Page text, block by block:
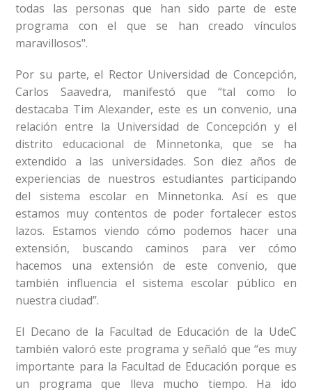
todas las personas que han sido parte de este
programa con el que se han creado vínculos
maravillosos".
Por su parte, el Rector Universidad de Concepción,
Carlos Saavedra, manifestó que “tal como lo
destacaba Tim Alexander, este es un convenio, una
relación entre la Universidad de Concepción y el
distrito educacional de Minnetonka, que se ha
extendido a las universidades. Son diez años de
experiencias de nuestros estudiantes participando
del sistema escolar en Minnetonka. Así es que
estamos muy contentos de poder fortalecer estos
lazos. Estamos viendo cómo podemos hacer una
extensión, buscando caminos para ver cómo
hacemos una extensión de este convenio, que
también influencia el sistema escolar público en
nuestra ciudad”.
El Decano de la Facultad de Educación de la UdeC
también valoró este programa y señaló que “es muy
importante para la Facultad de Educación porque es
un programa que lleva mucho tiempo. Ha ido